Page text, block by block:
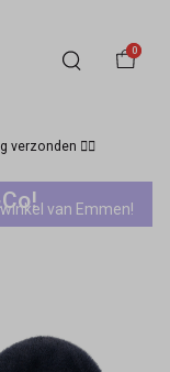
0
verzonden 🏃‍♀️
van Emmen!